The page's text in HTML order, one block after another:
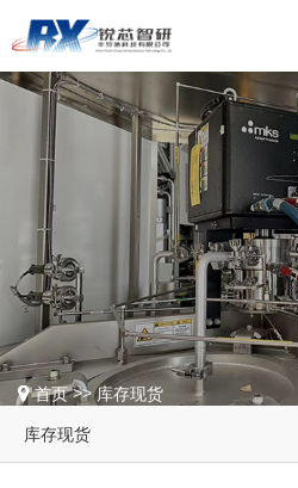
首页>>库存现货
库存现货